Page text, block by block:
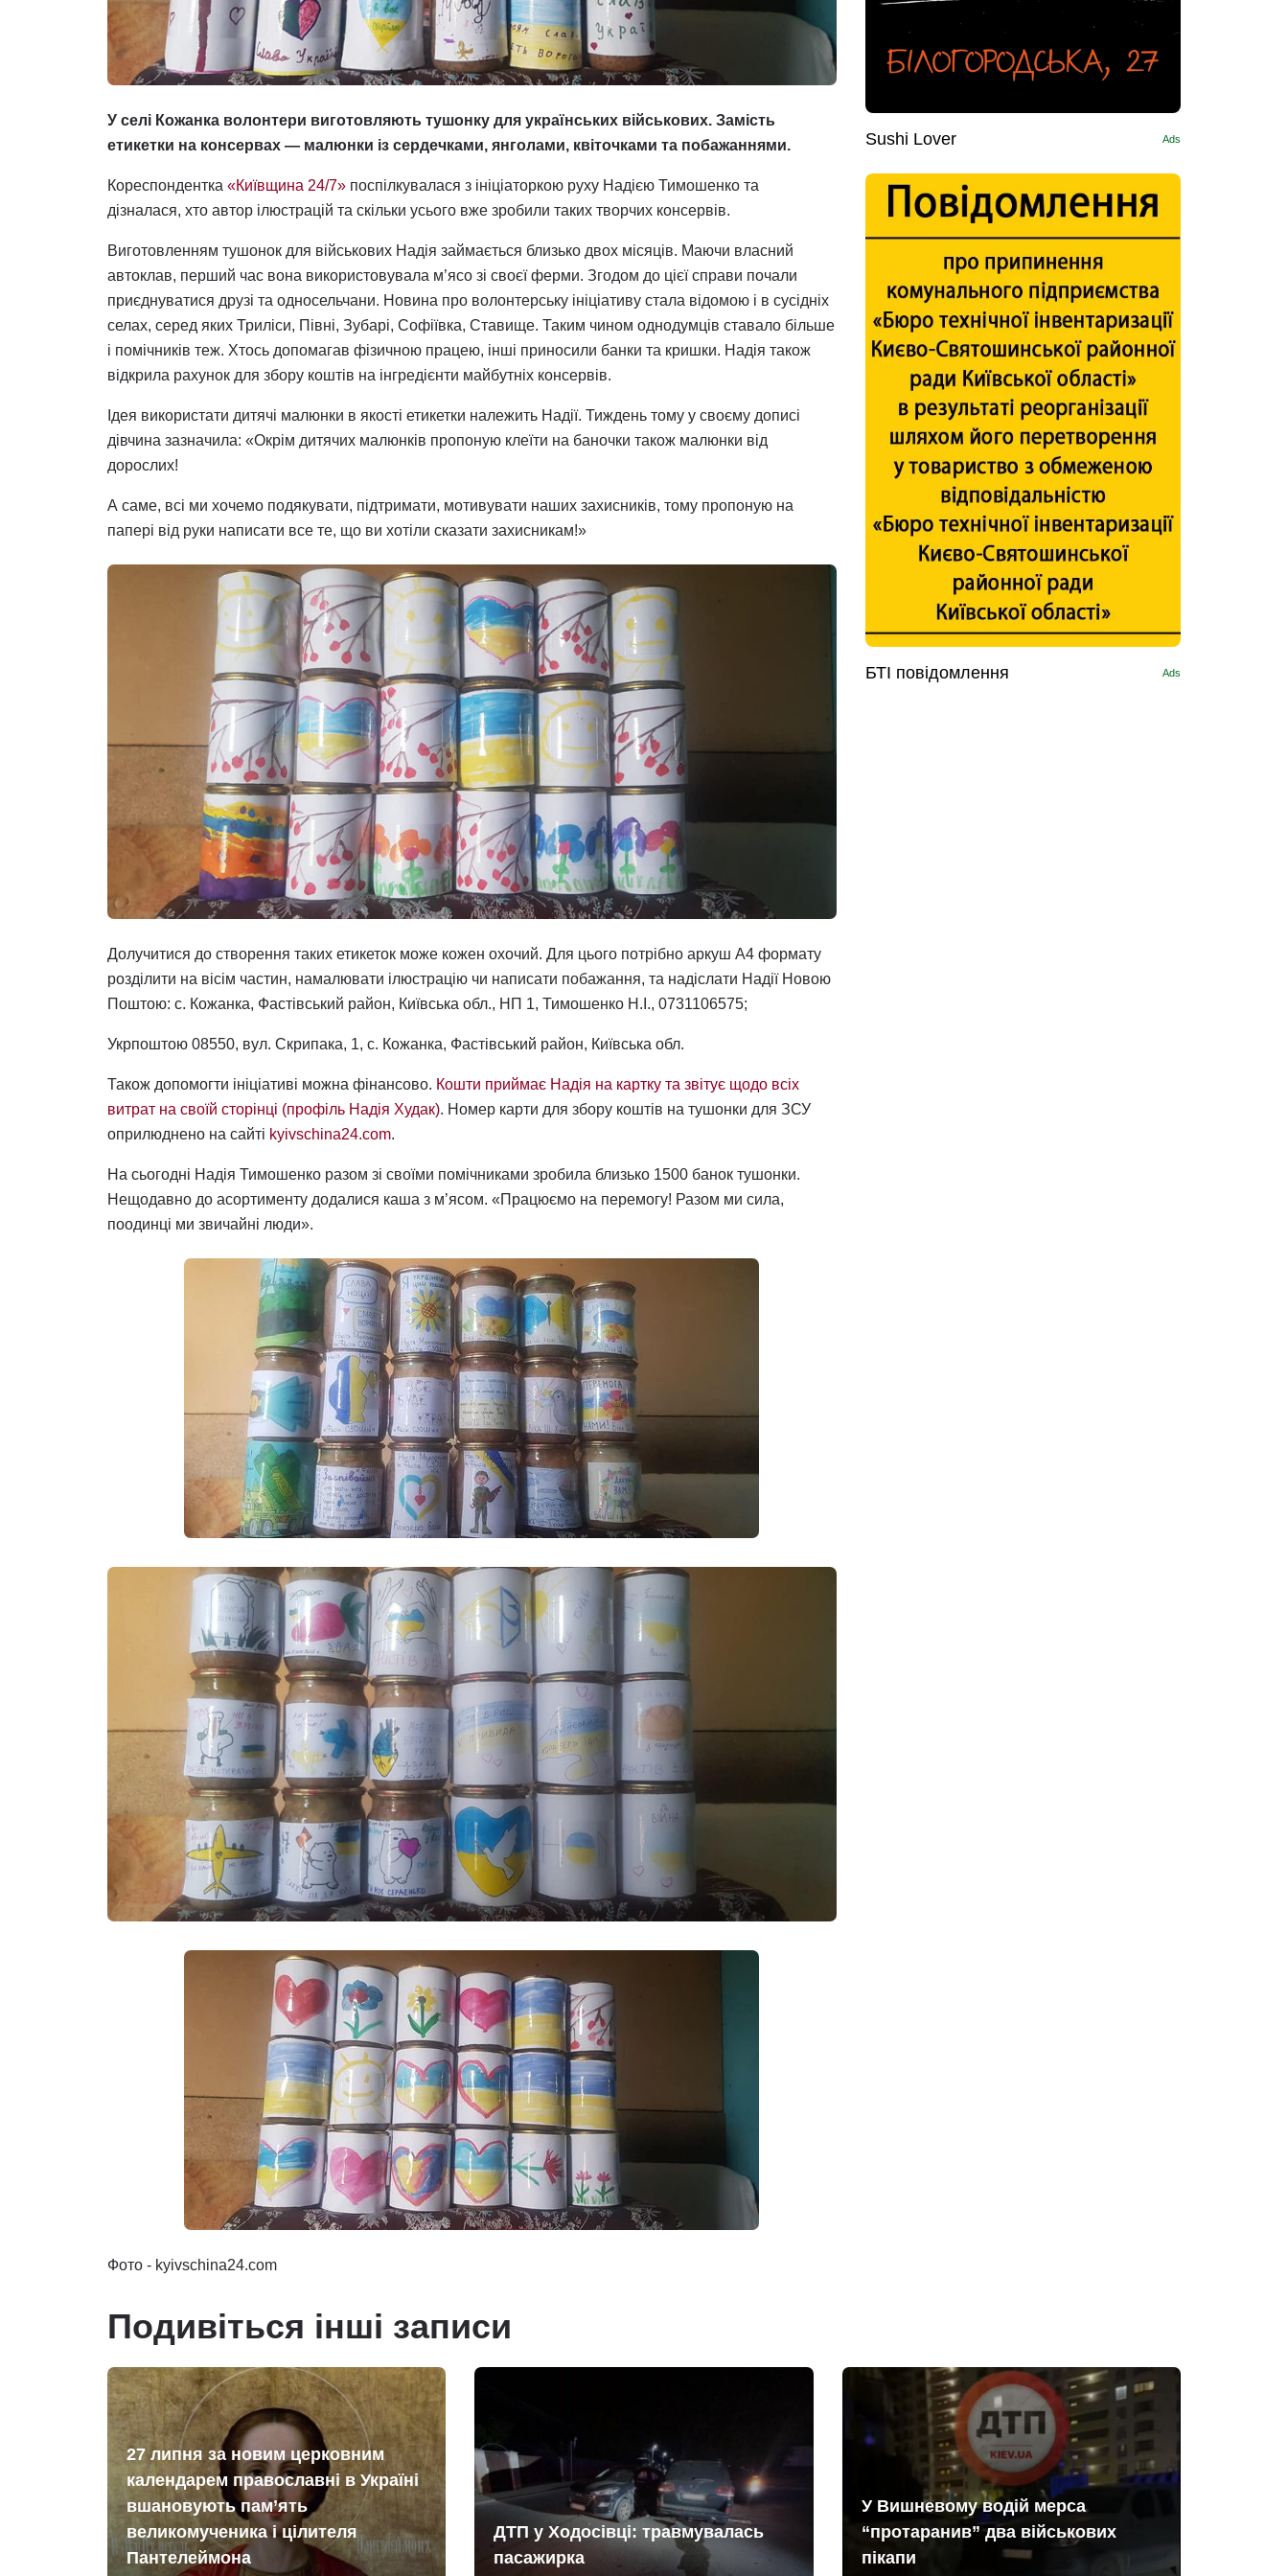
У селі Кожанка волонтери виготовляють тушонку для українських військових. Замість
етикетки на консервах — малюнки із сердечками, янголами, квіточками та побажаннями.
Кореспондентка «Київщина 24/7» поспілкувалася з ініціаторкою руху Надією Тимошенко та
дізналася, хто автор ілюстрацій та скільки усього вже зробили таких творчих консервів.
Виготовленням тушонок для військових Надія займається близько двох місяців. Маючи власний
автоклав, перший час вона використовувала м’ясо зі своєї ферми. Згодом до цієї справи почали
приєднуватися друзі та односельчани. Новина про волонтерську ініціативу стала відомою і в сусідніх
селах, серед яких Триліси, Півні, Зубарі, Софіївка, Ставище. Таким чином однодумців ставало більше
і помічників теж. Хтось допомагав фізичною працею, інші приносили банки та кришки. Надія також
відкрила рахунок для збору коштів на інгредієнти майбутніх консервів.
Ідея використати дитячі малюнки в якості етикетки належить Надії. Тиждень тому у своєму дописі
дівчина зазначила: «Окрім дитячих малюнків пропоную клеїти на баночки також малюнки від
дорослих!
А саме, всі ми хочемо подякувати, підтримати, мотивувати наших захисників, тому пропоную на
папері від руки написати все те, що ви хотіли сказати захисникам!»
Долучитися до створення таких етикеток може кожен охочий. Для цього потрібно аркуш А4 формату
розділити на вісім частин, намалювати ілюстрацію чи написати побажання, та надіслати Надії Новою
Поштою: с. Кожанка, Фастівський район, Київська обл., НП 1, Тимошенко Н.І., 0731106575;
Укрпоштою 08550, вул. Скрипака, 1, с. Кожанка, Фастівський район, Київська обл.
Також допомогти ініціативі можна фінансово. Кошти приймає Надія на картку та звітує щодо всіх
витрат на своїй сторінці (профіль Надія Худак). Номер карти для збору коштів на тушонки для ЗСУ
оприлюднено на сайті kyivschina24.com.
На сьогодні Надія Тимошенко разом зі своїми помічниками зробила близько 1500 банок тушонки.
Нещодавно до асортименту додалися каша з м’ясом. «Працюємо на перемогу! Разом ми сила,
поодинці ми звичайні люди».
Фото - kyivschina24.com
Sushi Lоver Ads
БТІ повідомлення Ads
Подивіться інші записи
27 липня за новим церковним
календарем православні в Україні
вшановують пам’ять
великомученика і цілителя
Пантелеймона
ДТП у Ходосівці: травмувалась
пасажирка
У Вишневому водій мерса
“протаранив” два військових
пікапи